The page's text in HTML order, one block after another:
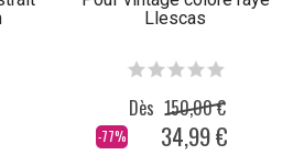
Llescas
-77%
Dès 150,00 €
34,99 €